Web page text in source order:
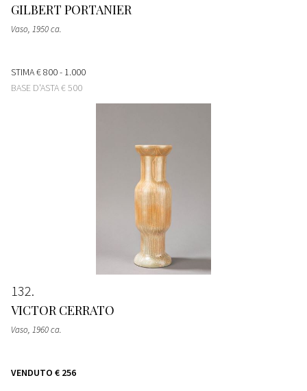
GILBERT PORTANIER
Vaso, 1950 ca.
STIMA€ 800 - 1.000
BASE D'ASTA€ 500
132
VICTOR CERRATO
Vaso, 1960 ca.
VENDUTO € 256